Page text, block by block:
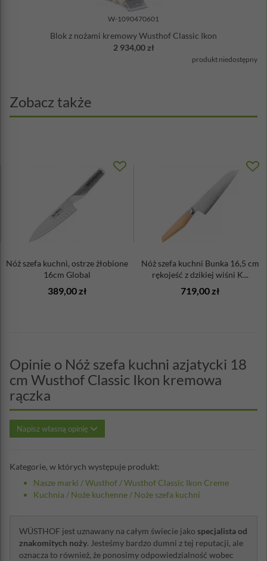
W-1090470601
Blok z nożami kremowy Wusthof Classic Ikon
2 934,00 zł
produkt niedostępny
Zobacz także
Nóż szefa kuchni, ostrze żłobione
16cm Global
389,00 zł
Nóż szefa kuchni Bunka 16,5 cm
rękojeść z dzikiej wiśni K...
719,00 zł
Opinie o Nóż szefa kuchni azjatycki 18
cm Wusthof Classic Ikon kremowa
rączka
Napisz własną opinię
Kategorie, w których występuje produkt:
Nasze marki /Wusthof /Wusthof Classic Ikon Creme
Kuchnia / Noże kuchenne / Noże szefa kuchni
WÜSTHOF jest uznawany na całym świecie jako specjalista od
znakomitych noży. Jesteśmy bardzo dumni z tej reputacji, ale
oznacza to również, że ponosimy odpowiedzialność wobec